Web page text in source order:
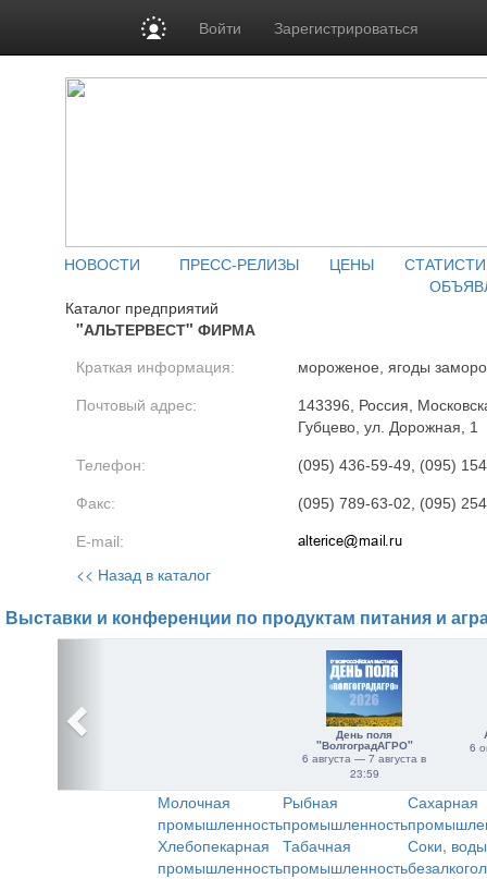
Войти Зарегистрироваться
НОВОСТИ ПРЕСС-РЕЛИЗЫ ЦЕНЫ
Каталог предприятий
"АЛЬТЕРВЕСТ" ФИРМА
Краткая информация: мороженое, ягоды
Почтовый адрес:
143396, Россия,
Губцево, ул. Дорожная, 1
Телефон: (095) 436-59-49, (095)
Факс: (095) 789-63-02, (095)
E-mail:
<< Назад в каталог
Выставки и конференции по продуктам питания и
День поля
"ВолгоградАГРО"
6 августа — 7 августа в
23:59
6
Молочная
промышленность
Рыбная
промышленность
Сахарная
Хлебопекарная
промышленность
Табачная
промышленность
Соки,